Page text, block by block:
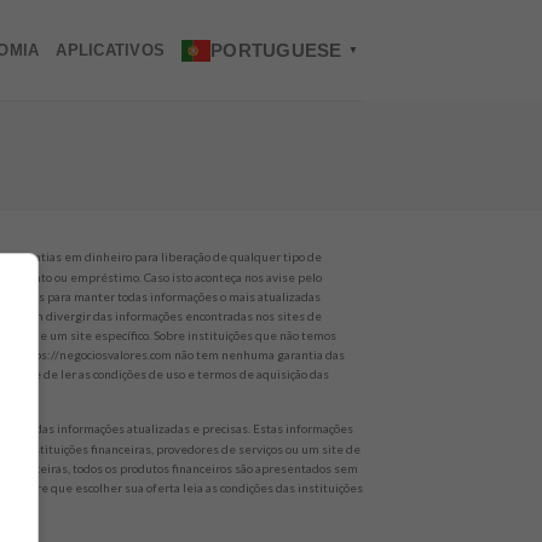
APLICATIVOS PORTUGUESE ▼
quantias em dinheiro para liberação de qualquer tipo de
ou empréstimo. Caso isto aconteça nos avise pelo
para manter todas informações o mais atualizadas
divergir das informações encontradas nos sites de
de um site específico. Sobre instituições que não temos
https://negociosvalores.com não tem nenhuma garantia das
de ler as condições de uso e termos de aquisição das
todas informações atualizadas e precisas. Estas informações
de instituições financeiras, provedores de serviços ou um site de
parceiras, todos os produtos financeiros são apresentados sem
que escolher sua oferta leia as condições das instituições